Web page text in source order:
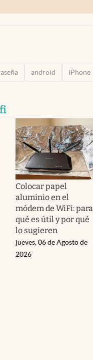
android iPhone
Colocar papel
aluminio en el
módem de WiFi: para
qué es útil y por qué
lo sugieren
jueves, 06 de Agosto de
2026